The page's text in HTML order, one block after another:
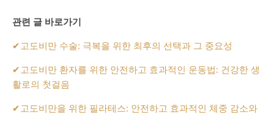
관련 글 바로가기
✔고도비만 수술: 극복을 위한 최후의 선택과 그 중요성
✔고도비만 환자를 위한 안전하고 효과적인 운동법: 건강한 생
활로의 첫걸음
✔고도비만을 위한 필라테스: 안전하고 효과적인 체중 감소와